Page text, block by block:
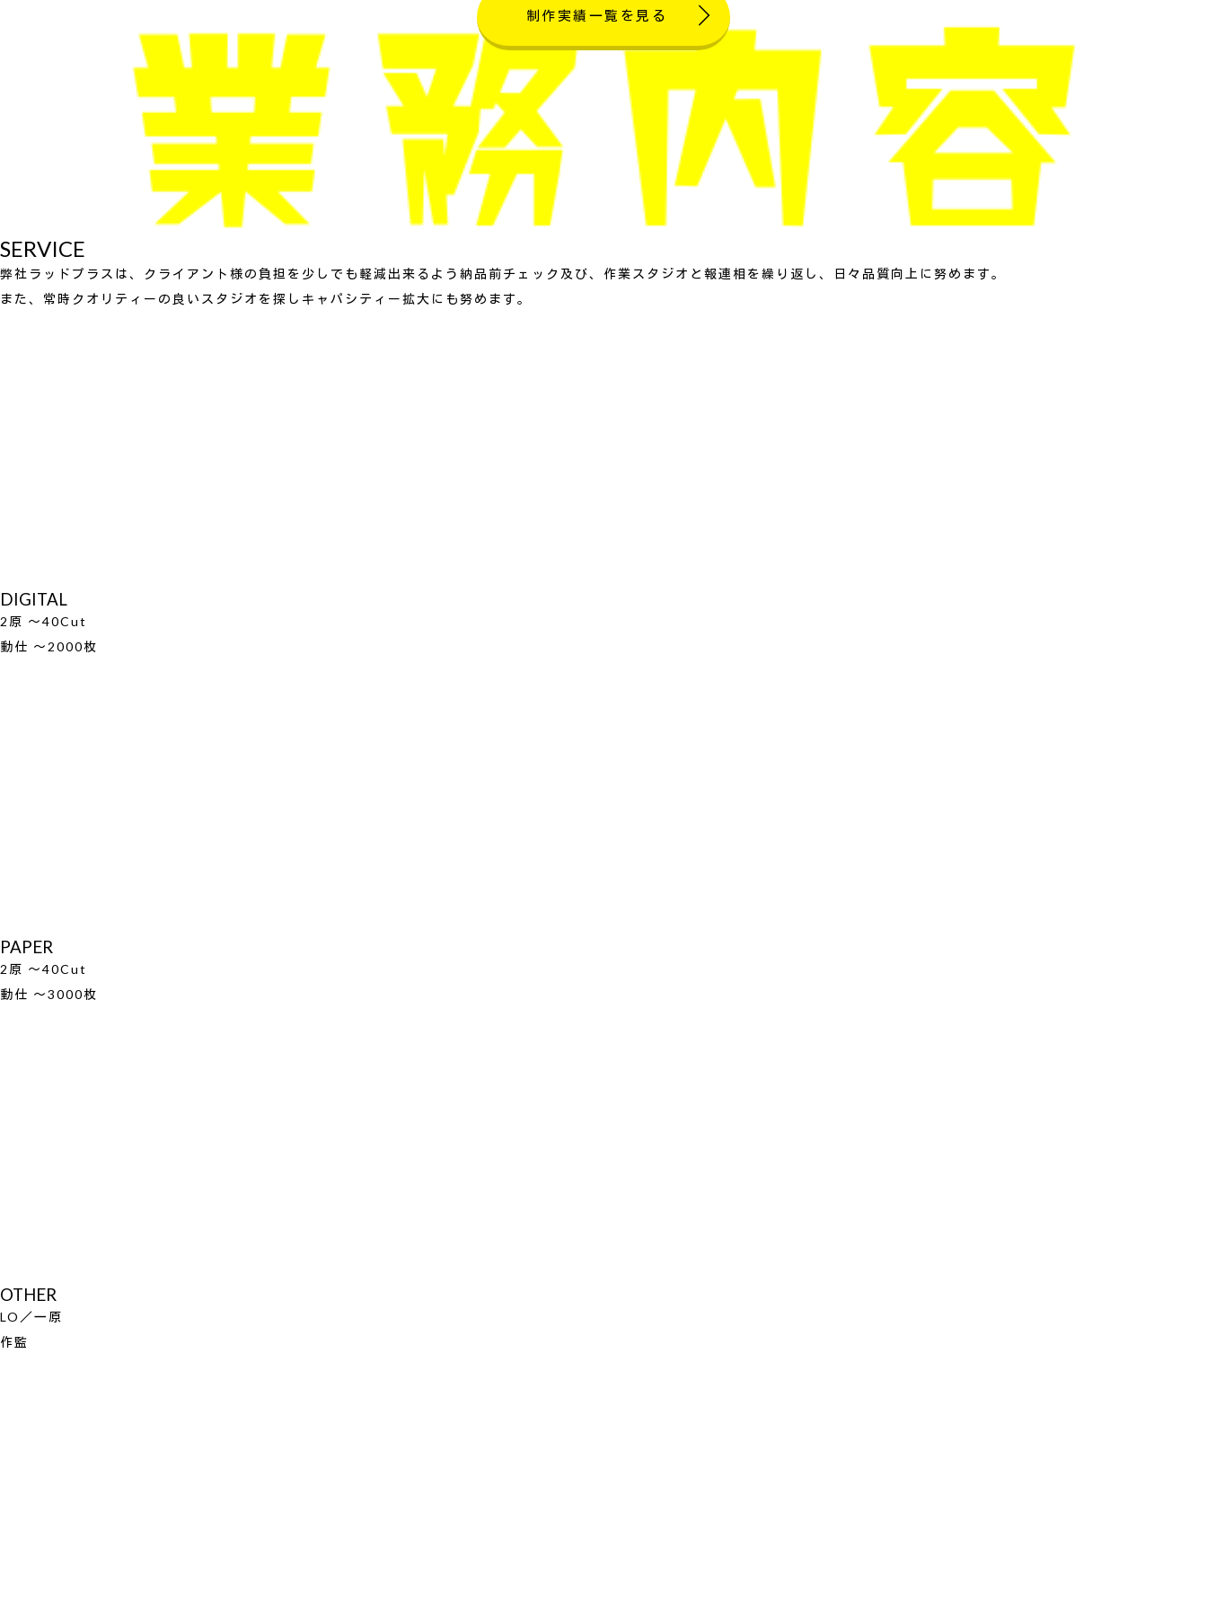
制作実績一覧を見る
SERVICE
弊社ラッドプラスは、クライアント様の負担を少しでも軽減出来るよう納品前チェック及び、作業スタジオと報連相を繰り返し、日々品質向上に努めます。
また、常時クオリティーの良いスタジオを探しキャパシティー拡大にも努めます。
DIGITAL
2原 ～40Cut
動仕 ～2000枚
PAPER
2原 ～40Cut
動仕 ～3000枚
OTHER
LO／一原
作監